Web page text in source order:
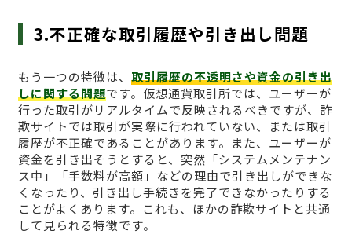
3.不正確な取引履歴や引き出し問題
もう一つの特徴は、 取引履歴の不透明さや資金の引き出
しに関する問題です。仮想通貨取引所では、ユーザーが
行った取引がリアルタイムで反映されるべきですが、詐
欺サイトでは取引が実際に行われていない、または取引
履歴が不正確であることがあります。また、ユーザーが
資金を引き出そうとすると、突然「システムメンテナン
ス中」「手数料が高額」などの理由で引き出しができな
くなったり、引き出し手続きを完了できなかったりする
ことがよくあります。これも、ほかの詐欺サイトと共通
して見られる特徴です。